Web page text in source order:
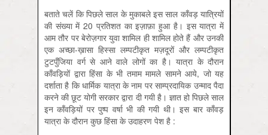
बताते चलें कि पिछले साल के मुकाबले इस साल काँवड़ यात्रियों
की संख्या में 20 प्रतिशत का इज़ाफ़ा हुआ है। इस यात्रा में
आम तौर पर बेरोज़गार युवा शामिल ही शामिल होते हैं और उनकी
एक अच्छा-ख़ासा हिस्सा लम्पटीकृत मज़दूरों और लम्पटीकृत
टुटपुँजिया वर्ग से आने वाले लोगों का है। यात्रा के दौरान
काँवड़ियों द्वारा हिंसा के भी तमाम मामले सामने आये, जो यह
दर्शाता है कि धार्मिक यात्रा के नाम पर साम्प्रदायिक उन्माद पैदा
करने की छूट योगी सरकार द्वारा दी गयी है। ज्ञात हो पिछले साल
इन काँवड़ियों पर पुष्प वर्षा भी की गयी थी। इस बार काँवड़
यात्रा के दौरान कुछ हिंसा के उदाहरण पेश है :